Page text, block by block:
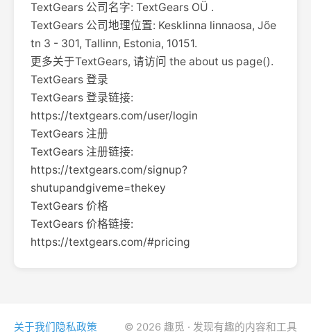
TextGears 公司名字: TextGears OÜ .
TextGears 公司地理位置: Kesklinna linnaosa, Jõe
tn 3 - 301, Tallinn, Estonia, 10151.
更多关于TextGears, 请访问 the about us page().
TextGears 登录
TextGears 登录链接:
https://textgears.com/user/login
TextGears 注册
TextGears 注册链接:
https://textgears.com/signup?
shutupandgiveme=thekey
TextGears 价格
TextGears 价格链接:
https://textgears.com/#pricing
关于我们 隐私政策 © 2026 趣觅 · 发现有趣的内容和工具